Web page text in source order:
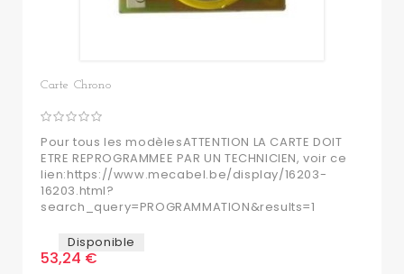
Carte Chrono
Pour tous les modèlesATTENTION LA CARTE DOIT
ETRE REPROGRAMMEE PAR UN TECHNICIEN, voir ce
lien:https://www.mecabel.be/display/16203-
16203.html?
search_query=PROGRAMMATION&results=1
Disponible
53,24 €